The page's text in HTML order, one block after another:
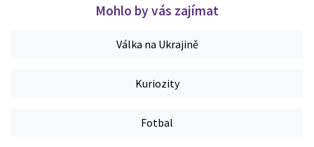
Mohlo by vás zajímat
Válka na Ukrajině
Kuriozity
Fotbal